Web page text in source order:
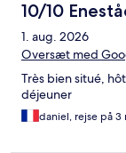
10/10
1. aug. 2026
Oversæt med
Très bien situé,
déjeuner
daniel, rejse på